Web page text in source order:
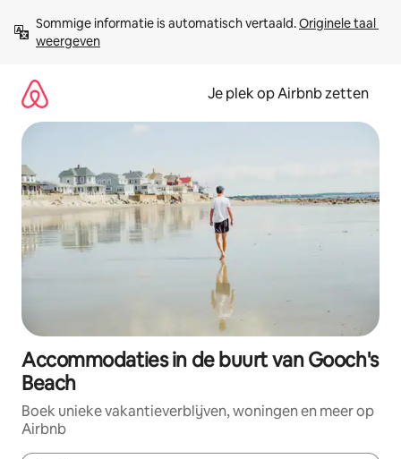
direct
naar
Sommige informatie is automatisch vertaald. Originele taal
weergeven
Je plek op Airbnb zetten
Accommodaties in de buurt van Gooch's
Beach
Boek unieke vakantieverblijven, woningen en meer op
Airbnb